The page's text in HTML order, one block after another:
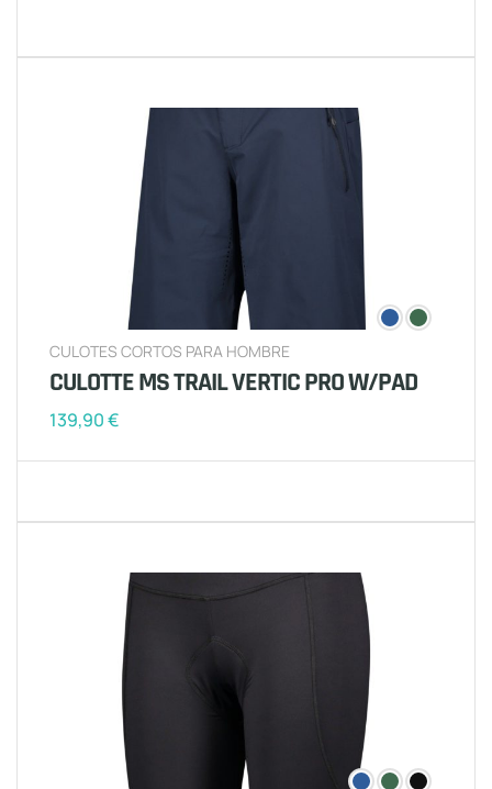
CULOTES CORTOS PARA HOMBRE
CULOTTE MS TRAIL VERTIC PRO W/PAD
139,90€